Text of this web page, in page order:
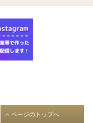
ページのトップへ